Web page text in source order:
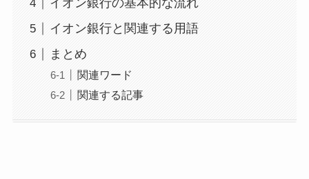
イオン銀行の基本的な流れ
イオン銀行と関連する用語
まとめ
関連ワード
関連する記事